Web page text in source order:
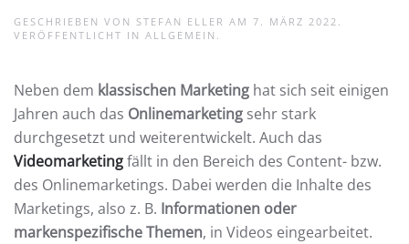
GESCHRIEBEN VON STEFAN ELLER AM 7. MÄRZ 2022
VERÖFFENTLICHT IN ALLGEMEIN
Neben dem klassischen Marketing hat sich seit einigen
Jahren auch das Onlinemarketing sehr stark
durchgesetzt und weiterentwickelt. Auch das
Videomarketingfällt in den Bereich des Content- bzw.
des Onlinemarketings. Dabei werden die Inhalte des
Marketings, also z. B. Informationen oder
markenspezifische Themen, in Videos eingearbeitet.